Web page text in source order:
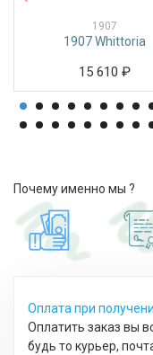
1907
1907 Whittoria
15 610 ₽
Почему именно мы ?
Оплата при
Оплатить заказ вы
будь то курьер,